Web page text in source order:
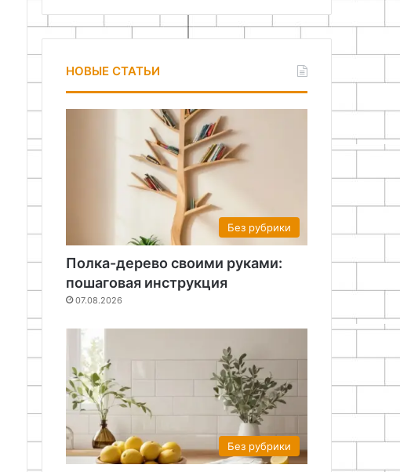
НОВЫЕ СТАТЬИ
Без рубрики
Полка-дерево своими руками:
пошаговая инструкция
07.08.2026
Без рубрики